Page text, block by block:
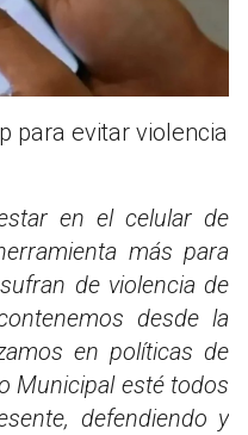
para evitar violencia
en el celular de
más para
de violencia de
desde la
en políticas de
Municipal esté todos
defendiendo y